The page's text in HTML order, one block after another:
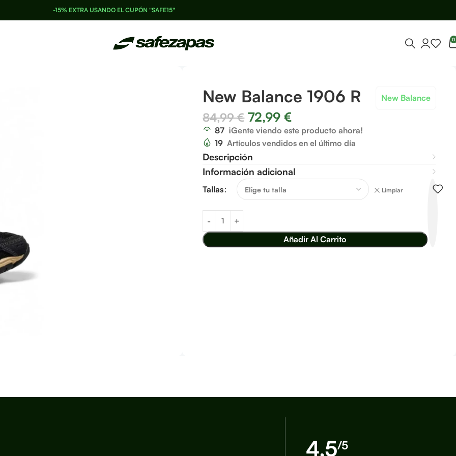
-15% EXTRA USANDO EL CUPÓN "SAFE15"
0
New Balance 1906 R New Balance
84,99€ 72,99€
87 ¡Gente viendo este producto ahora!
19 Artículos vendidos en el último día
Descripción
Información adicional
Tallas Limpiar
Añadir Al Carrito
4,5/5